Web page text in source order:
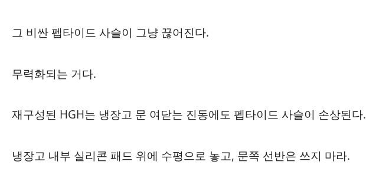
그 비싼 펩타이드 사슬이 그냥 끊어진다.
무력화되는 거다.
재구성된 HGH는 냉장고 문 여닫는 진동에도 펩타이드 사슬이 손상된다.
냉장고 내부 실리콘 패드 위에 수평으로 놓고, 문쪽 선반은 쓰지 마라.